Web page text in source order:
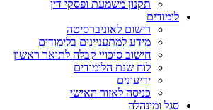
תקנון משמעת ופסקי דין
לימודים
רישום לאוניברסיטה
מידע למתעניינים בלימודים
חישוב סיכויי קבלה לתואר ראשון
לוח שנת הלימודים
ידיעונים
כניסה לאזור האישי
סגל ומינהלה